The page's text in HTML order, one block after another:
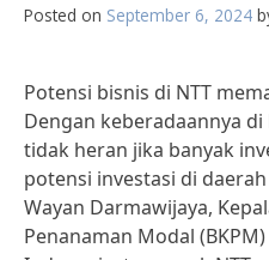
Posted on September 6, 2024
Potensi bisnis di NTT
Dengan keberadaannya
tidak heran jika banyak
potensi investasi di
Wayan Darmawijaya,
Penanaman Modal